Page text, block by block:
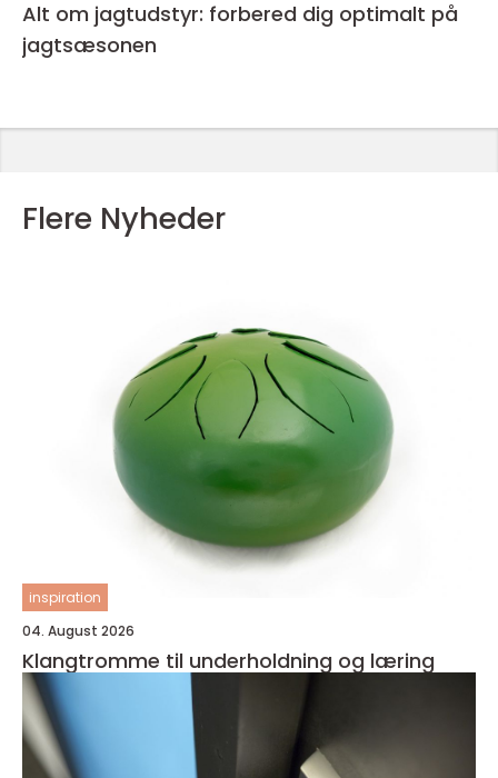
Alt om jagtudstyr: forbered dig optimalt på
jagtsæsonen
Flere Nyheder
inspiration
04. August 2026
Klangtromme til underholdning og læring